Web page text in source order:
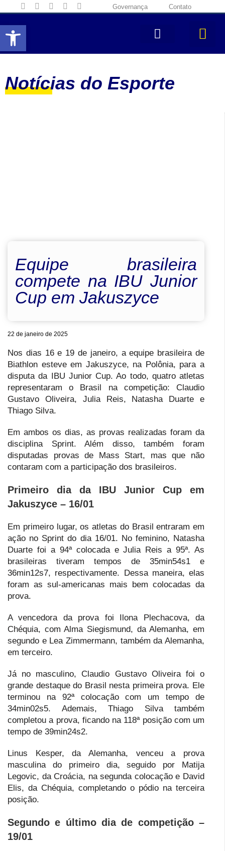
Abrir a barra de ferramentas
Governança Contato
Notícias do Esporte
Equipe brasileira
compete na IBU Junior
Cup em Jakuszyce
22 de janeiro de 2025
Nos dias 16 e 19 de janeiro, a equipe brasileira de
Biathlon esteve em Jakuszyce, na Polônia, para a
disputa da IBU Junior Cup. Ao todo, quatro atletas
representaram o Brasil na competição: Claudio
Gustavo Oliveira, Julia Reis, Natasha Duarte e
Thiago Silva.
Em ambos os dias, as provas realizadas foram da
disciplina Sprint. Além disso, também foram
disputadas provas de Mass Start, mas que não
contaram com a participação dos brasileiros.
Primeiro dia da IBU Junior Cup em
Jakuszyce – 16/01
Em primeiro lugar, os atletas do Brasil entraram em
ação no Sprint do dia 16/01. No feminino, Natasha
Duarte foi a 94ª colocada e Julia Reis a 95ª. As
brasileiras tiveram tempos de 35min54s1 e
36min12s7, respectivamente. Dessa maneira, elas
foram as sul-americanas mais bem colocadas da
prova.
A vencedora da prova foi Ilona Plechacova, da
Chéquia, com Alma Siegismund, da Alemanha, em
segundo e Lea Zimmermann, também da Alemanha,
em terceiro.
Já no masculino, Claudio Gustavo Oliveira foi o
grande destaque do Brasil nesta primeira prova. Ele
terminou na 92ª colocação com um tempo de
34min02s5. Ademais, Thiago Silva também
completou a prova, ficando na 118ª posição com um
tempo de 39min24s2.
Linus Kesper, da Alemanha, venceu a prova
masculina do primeiro dia, seguido por Matija
Legovic, da Croácia, na segunda colocação e David
Elis, da Chéquia, completando o pódio na terceira
posição.
Segundo e último dia de competição –
19/01